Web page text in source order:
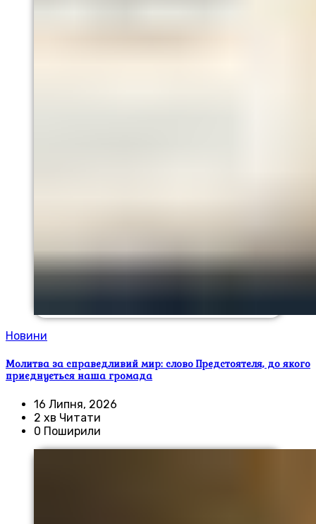
Новини
Молитва за справедливий мир: слово Предстоятеля, до якого
приєднується наша громада
16 Липня, 2026
2 хв Читати
0 Поширили